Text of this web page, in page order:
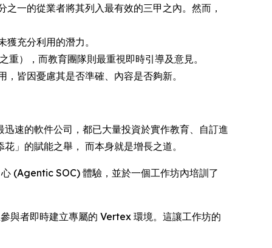
一的從業者將其列入最有效的三甲之內。然而，
充分利用的潛力。
），而教育團隊則最重視即時引導及意見。
皆因憂慮其是否準確、內容是否夠新。
速的軟件公司，都已大量投資於實作教育、自訂進
」的賦能之舉， 而本身就是增長之道。
(Agentic SOC) 體驗，並於一個工作坊內培訓了
者即時建立專屬的 Vertex 環境。這讓工作坊的